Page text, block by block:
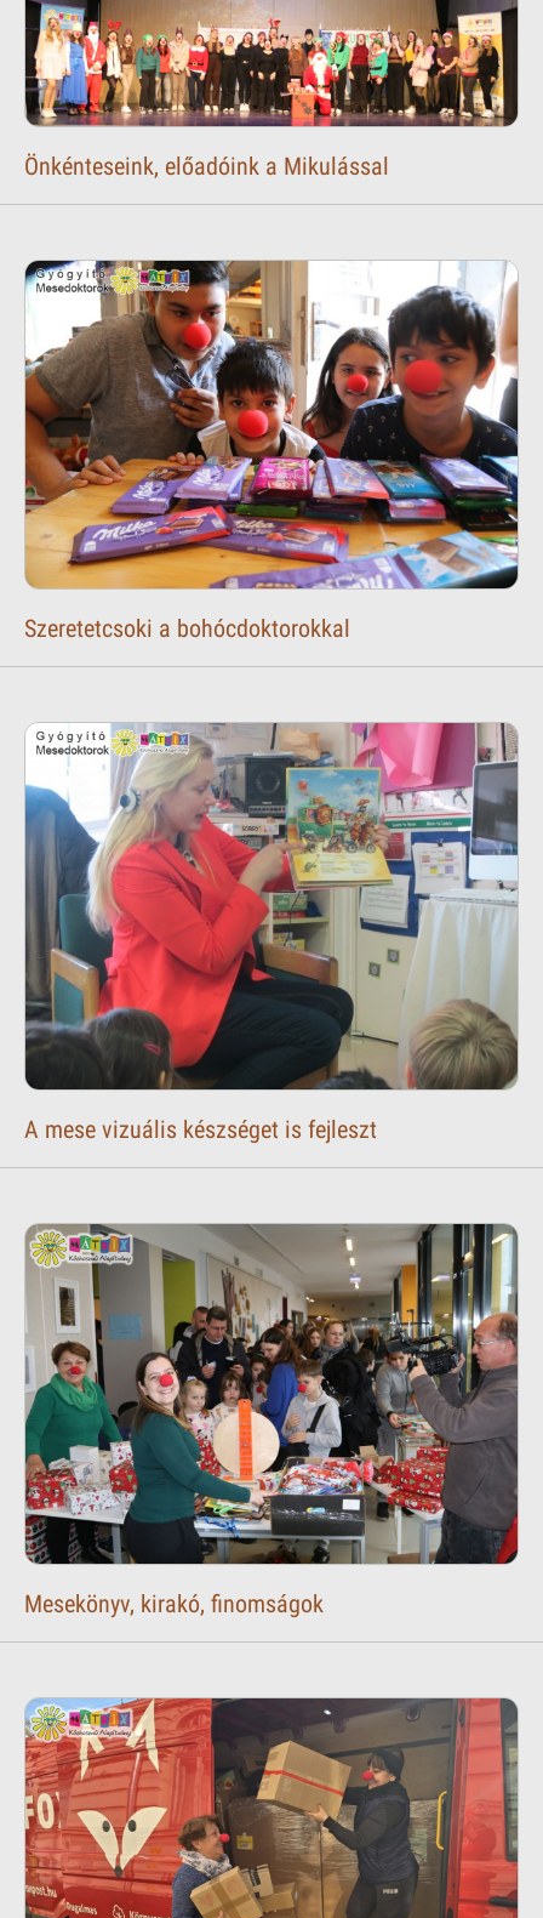
Önkénteseink, előadóink a Mikulással
Szeretetcsoki a bohócdoktorokkal
A mese vizuális készséget is fejleszt
Mesekönyv, kirakó, finomságok